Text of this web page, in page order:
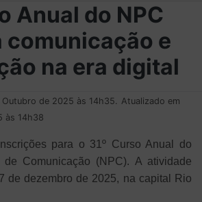
Anual do NPC
comunicação e
na era digital
de 2025 às 14h35.
Atualizado em
às 14h38
para o 31º Curso Anual do
de Comunicação (NPC). A atividade
de dezembro de 2025, na capital Rio